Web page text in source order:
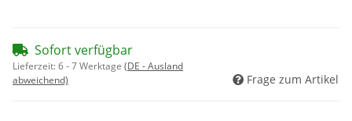
Sofort verfügbar
Lieferzeit:6 - 7 Werktage (DE - Ausland
abweichend)
Frage zum Artikel